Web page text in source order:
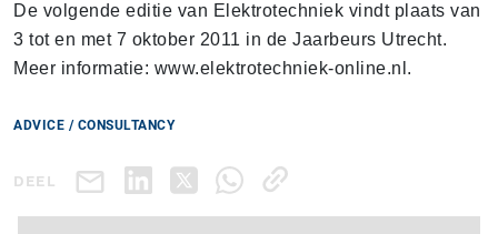
De volgende editie van Elektrotechniek vindt plaats van
3 tot en met 7 oktober 2011 in de Jaarbeurs Utrecht.
Meer informatie: www.elektrotechniek-online.nl.
ADVICE / CONSULTANCY
DEEL